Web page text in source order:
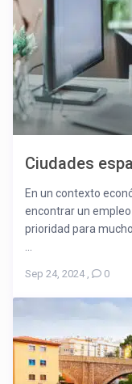
Ciudades
En un contexto
encontrar un
prioridad para
Sep 24, 2024, 0